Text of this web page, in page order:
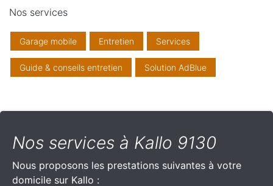
Nos services
Garage mobile Entretien Services
Guide & conseils entretien Solution AdBlue
Nos services à Kallo 9130
Nous proposons les prestations suivantes à votre
domicile sur Kallo :